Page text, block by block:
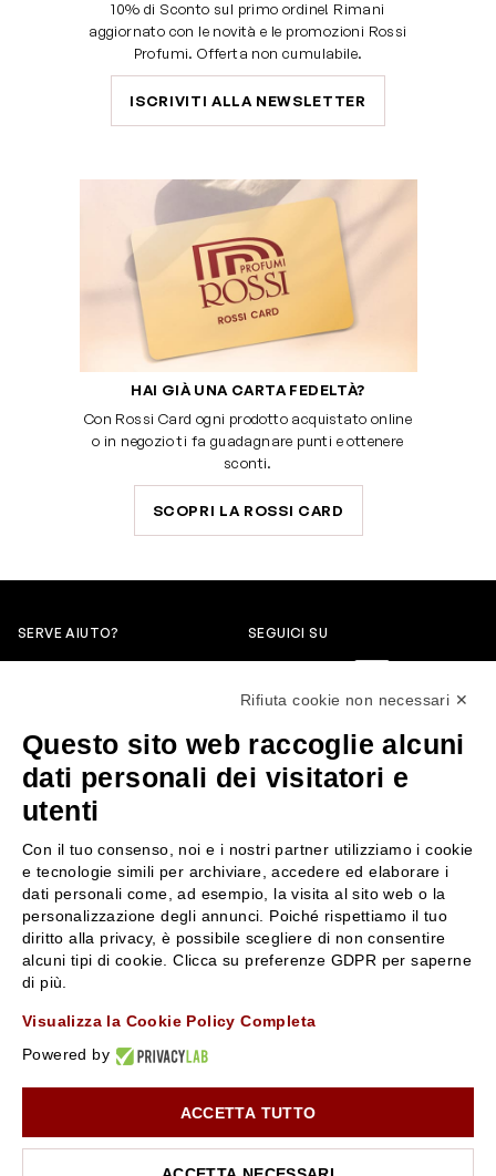
10% di Sconto sul primo ordine! Rimani
aggiornato con le novità e le promozioni Rossi
Profumi. Offerta non cumulabile.
ISCRIVITI ALLA NEWSLETTER
HAI GIÀ UNA CARTA FEDELTÀ?
Con Rossi Card ogni prodotto acquistato online
o in negozio ti fa guadagnare punti e ottenere
sconti.
SCOPRI LA ROSSI CARD
SERVE AIUTO?
servizioclienti@rossiprofumi.it
SEGUICI SU
SERVIZIO CLIENTI
Resi e rimborsi
Pagamenti
Spedizione
Condizioni generali di vendita
Privacy Policy
Chi siamo
Contattaci
Negozi
Attiva la Rossi Card
Lavora con noi
10% di Sconto sul primo ordine!*
Iscriviti alla newsletter e rimani aggiornato con le novità e
le promozioni Rossi Profumi.
Rifiuta cookie non necessari ✕
Questo sito web raccoglie alcuni
dati personali dei visitatori e
utenti
Con il tuo consenso, noi e i nostri partner utilizziamo i cookie
e tecnologie simili per archiviare, accedere ed elaborare i
dati personali come, ad esempio, la visita al sito web o la
personalizzazione degli annunci. Poiché rispettiamo il tuo
diritto alla privacy, è possibile scegliere di non consentire
alcuni tipi di cookie. Clicca su preferenze GDPR per saperne
di più.
Visualizza la Cookie Policy Completa
Powered by
ACCETTA TUTTO